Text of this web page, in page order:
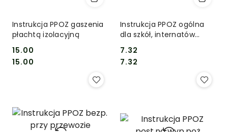
Instrukcja PPOZ gaszenia
płachtą izolacyjną
Cena:
15.00
Cena:
15.00
Instrukcja PPOZ ogólna
dla szkół, internatów...
Cena:
7.32
Cena:
7.32